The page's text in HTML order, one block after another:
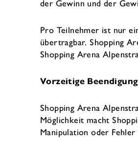
der Gewinn und der
Pro Teilnehmer ist nur
übertragbar. Shopping
Shopping Arena
Vorzeitige
Shopping Arena
Möglichkeit macht
Manipulation oder